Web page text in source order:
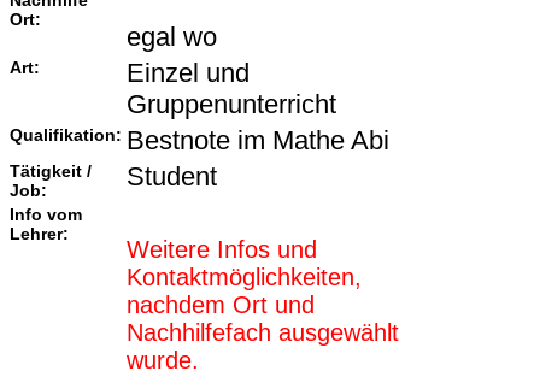
Ort:
egal wo
Art:
Einzel und
Gruppenunterricht
Qualifikation: Bestnote im Mathe Abi
Tätigkeit /
Job:
Student
Info vom
Lehrer:
Weitere Infos und
Kontaktmöglichkeiten,
nachdem Ort und
Nachhilfefach ausgewählt
wurde.